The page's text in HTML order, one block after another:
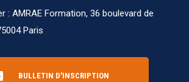
: AMRAE Formation, 36 boulevard de
Paris
BULLETIN D'INSCRIPTION